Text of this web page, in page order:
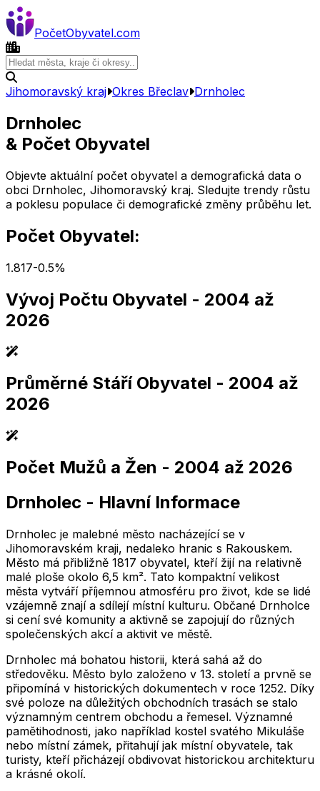
PočetObyvatel.com
Jihomoravský kraj Okres Břeclav Drnholec
Drnholec
& Počet Obyvatel
Objevte aktuální počet obyvatel a demografická data o
obci Drnholec, Jihomoravský kraj. Sledujte trendy růstu
a poklesu populace či demografické změny průběhu let.
Počet Obyvatel:
1.817-0.5%
Vývoj Počtu Obyvatel - 2004 až
2026
2,005 2,010 2,015 2,020 2,025
2,005 2,010 2,015 2,020 2,025
Průměrné Stáří Obyvatel - 2004 až
2026
2,005 2,010 2,015 2,020 2,025
2,005 2,010 2,015 2,020 2,025
Počet Mužů a Žen - 2004 až 2026
Drnholec - Hlavní Informace
Drnholec je malebné město nacházející se v
Jihomoravském kraji, nedaleko hranic s Rakouskem.
Město má přibližně 1817 obyvatel, kteří žijí na relativně
malé ploše okolo 6,5 km². Tato kompaktní velikost
města vytváří příjemnou atmosféru pro život, kde se lidé
vzájemně znají a sdílejí místní kulturu. Občané Drnholce
si cení své komunity a aktivně se zapojují do různých
společenských akcí a aktivit ve městě.
Drnholec má bohatou historii, která sahá až do
středověku. Město bylo založeno v 13. století a prvně se
připomíná v historických dokumentech v roce 1252. Díky
své poloze na důležitých obchodních trasách se stalo
významným centrem obchodu a řemesel. Významné
pamětihodnosti, jako například kostel svatého Mikuláše
nebo místní zámek, přitahují jak místní obyvatele, tak
turisty, kteří přicházejí obdivovat historickou architekturu
a krásné okolí.